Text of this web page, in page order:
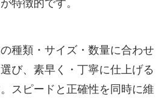
が特徴的です。
種類・サイズ・数量に合わせ
び、素早く・丁寧に仕上げる
スピードと正確性を同時に維